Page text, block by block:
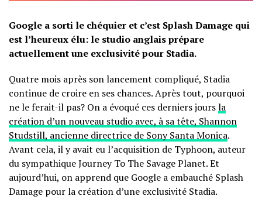
Google a sorti le chéquier et c’est Splash Damage qui
est l’heureux élu: le studio anglais prépare
actuellement une exclusivité pour Stadia.
Quatre mois après son lancement compliqué, Stadia
continue de croire en ses chances. Après tout, pourquoi
ne le ferait-il pas? On a évoqué ces derniers joursla
création d’un nouveau studio avec, à sa tête, Shannon
Studstill, ancienne directrice de Sony Santa Monica.
Avant cela, il y avait eu l’acquisition de Typhoon, auteur
du sympathique Journey To The Savage Planet. Et
aujourd’hui, on apprend que Google a embauché Splash
Damage pour la création d’une exclusivité Stadia.